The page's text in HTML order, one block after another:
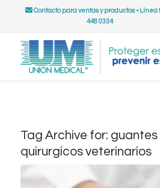
Contacto para ventas y productos• Línea
448 0334
Tag Archive for: guantes
quirurgicos veterinarios